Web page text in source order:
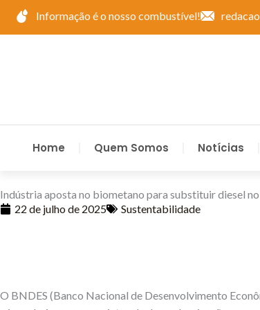
para
Informação é o nosso combustível!
Home Quem Somos Notícias
Indústria aposta no biometano para substituir diesel
22 de julho de 2025
Sustentabilidade
O BNDES (Banco Nacional de Desenvolvimento